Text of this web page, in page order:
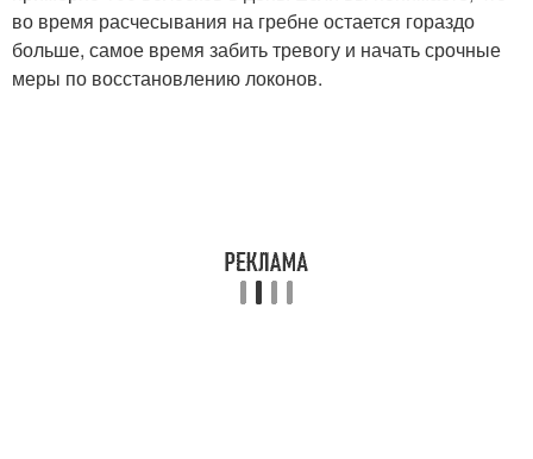
во время расчесывания на гребне остается гораздо
больше, самое время забить тревогу и начать срочные
меры по восстановлению локонов.